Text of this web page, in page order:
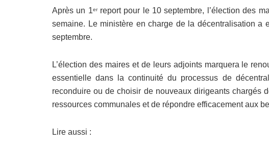
Après un 1erreport pour le 10 septembre, l’élection des
semaine. Le ministère en charge de la décentralisation a
septembre.
L’élection des maires et de leurs adjoints marquera le
essentielle dans la continuité du processus de
reconduire ou de choisir de nouveaux dirigeants chargés
ressources communales et de répondre efficacement aux
Lire aussi :